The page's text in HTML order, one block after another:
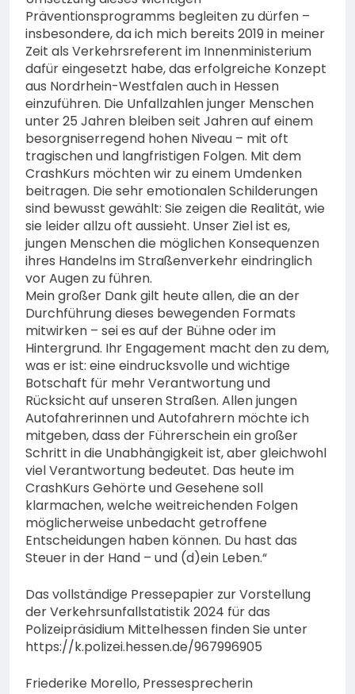
Präventionsprogramms begleiten zu dürfen –
insbesondere, da ich mich bereits 2019 in meiner
Zeit als Verkehrsreferent im Innenministerium
dafür eingesetzt habe, das erfolgreiche Konzept
aus Nordrhein-Westfalen auch in Hessen
einzuführen. Die Unfallzahlen junger Menschen
unter 25 Jahren bleiben seit Jahren auf einem
besorgniserregend hohen Niveau – mit oft
tragischen und langfristigen Folgen. Mit dem
CrashKurs möchten wir zu einem Umdenken
beitragen. Die sehr emotionalen Schilderungen
sind bewusst gewählt: Sie zeigen die Realität, wie
sie leider allzu oft aussieht. Unser Ziel ist es,
jungen Menschen die möglichen Konsequenzen
ihres Handelns im Straßenverkehr eindringlich
vor Augen zu führen.
Mein großer Dank gilt heute allen, die an der
Durchführung dieses bewegenden Formats
mitwirken – sei es auf der Bühne oder im
Hintergrund. Ihr Engagement macht den zu dem,
was er ist: eine eindrucksvolle und wichtige
Botschaft für mehr Verantwortung und
Rücksicht auf unseren Straßen. Allen jungen
Autofahrerinnen und Autofahrern möchte ich
mitgeben, dass der Führerschein ein großer
Schritt in die Unabhängigkeit ist, aber gleichwohl
viel Verantwortung bedeutet. Das heute im
CrashKurs Gehörte und Gesehene soll
klarmachen, welche weitreichenden Folgen
möglicherweise unbedacht getroffene
Entscheidungen haben können. Du hast das
Steuer in der Hand – und (d)ein Leben.“
Das vollständige Pressepapier zur Vorstellung
der Verkehrsunfallstatistik 2024 für das
Polizeipräsidium Mittelhessen finden Sie unter
https://k.polizei.hessen.de/967996905
Friederike Morello, Pressesprecherin